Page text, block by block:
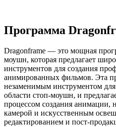
Программа
Dragonframe — это мощная
моушн, которая предлагает
инструментов для создания
анимированных фильмов. Эта
незаменимым инструментом
области стоп-моушн, и
процессом создания анимации,
камерой и искусственным
редактированием и пост-